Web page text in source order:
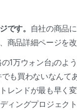
です。
自社の商品
商品詳細ページを
の1万ウォン台」の
も買わないなんて
レンドが最も早く
ィングプロジェク